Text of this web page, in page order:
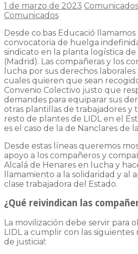
1 de marzo de 2023 Comunicados
Comunicados
Desde co.bas Educació llamamos
convocatoria de huelga
sindicato en la planta logística
(Madrid). Las compañeras y los
lucha por sus derechos
cuales quieren que sean
Convenio Colectivo justo que
demandes para equiparar sus
otras plantillas de trabajadores y
resto de plantes de LIDL en el
es el caso de la de Nanclares de
Desde estas líneas queremos
apoyo a los compañeros y
Alcalá de Henares en lucha y
llamamiento a la solidaridad y al
clase trabajadora del Estado.
¿Qué reivindican las
La movilización debe servir para
LIDL a cumplir con las siguientes
de justicia!: